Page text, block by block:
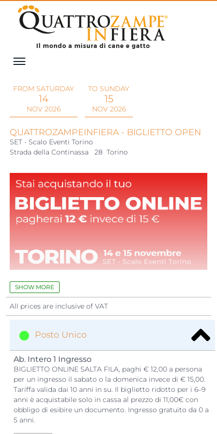
FROM SATURDAY
14
NOV 2026
TO SUNDAY
15
NOV 2026
QUATTROZAMPEINFIERA - BIGLIETTO OPEN
SET - Scalo Eventi Torino
Strada della Continassa
28 Torino
immergersi con il proprio animale da compagnia in un
mondo diformazione,informazione,sport,bellezza,
adozioni,rispetto,shopping
educativo.
Se vuoi scoprire di piu sulla nostra manifestazione, guarda
il video di riassunto dell edizione 2025.
SHOW MORE
All prices are inclusive of VAT
Posto Unico
Ab. Intero 1 Ingresso
BIGLIETTO ONLINE SALTA FILA, paghi € 12,00 a persona
per un ingresso il sabato o la domenica invece di € 15,00.
Tariffa valida dai 10 anni in su. Il biglietto ridotto per i 6–9
anni è acquistabile solo in cassa al prezzo di 11,00€ con
obbligo di esibire un documento. Ingresso gratuito da 0 a
5 anni.